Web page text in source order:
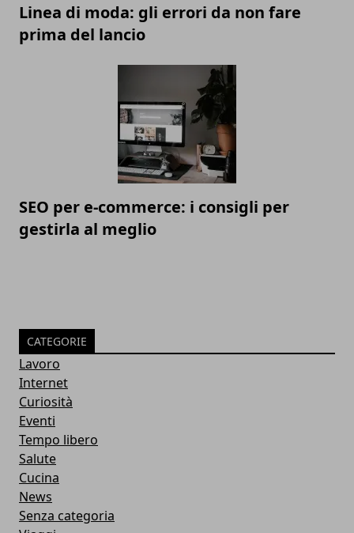
Linea di moda: gli errori da non fare
prima del lancio
SEO per e-commerce: i consigli per
gestirla al meglio
CATEGORIE
Lavoro
Internet
Curiosità
Eventi
Tempo libero
Salute
Cucina
News
Senza categoria